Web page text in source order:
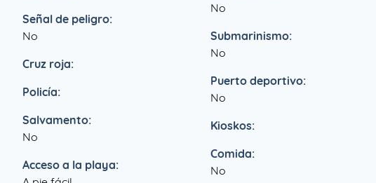
Señal de peligro:
No
Cruz roja:
Policía:
Salvamento:
No
Acceso a la playa:
No
Submarinismo:
No
Puerto deportivo:
No
Kioskos:
Comida:
No